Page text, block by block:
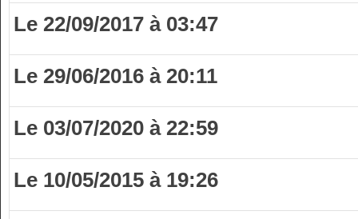
Le 22/09/2017 à 03:47
Le 29/06/2016 à 20:11
Le 03/07/2020 à 22:59
Le 10/05/2015 à 19:26